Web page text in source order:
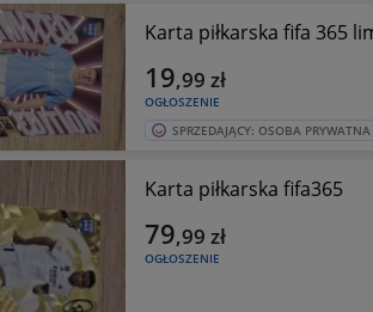
OGŁOSZENIE
19,99 zł
SPRZEDAJĄCY: OSOBA PRYWATNA
Karta piłkarska fifa365
OGŁOSZENIE
79,99 zł